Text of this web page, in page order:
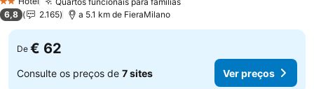
2 Estrelas Ver preços
6,8 2.165 a 5.1 km de FieraMilano
De € 62
Consulte os preços de 7 sites Ver preços